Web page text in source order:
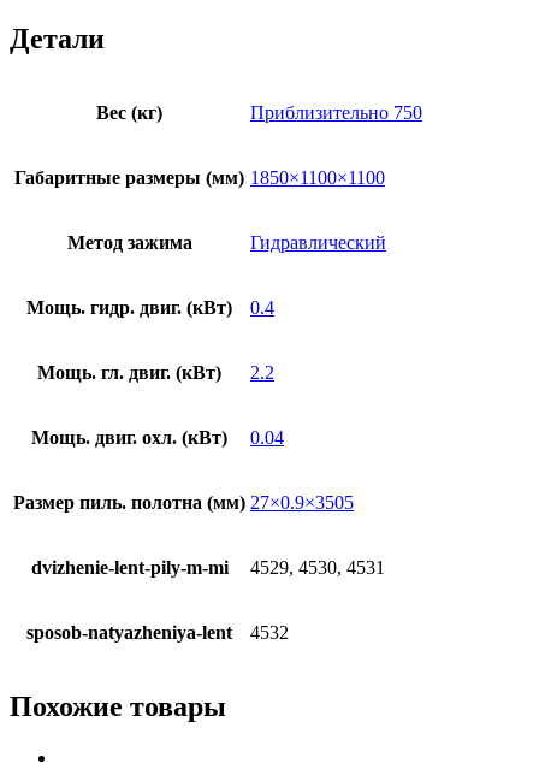
Детали
Вес (кг) Приблизительно 750
Габаритные размеры (мм) 1850×1100×1100
Метод зажима Гидравлический
Мощь. гидр. двиг. (кВт) 0.4
Мощь. гл. двиг. (кВт) 2.2
Мощь. двиг. охл. (кВт) 0.04
Размер пиль. полотна (мм) 27×0.9×3505
dvizhenie-lent-pily-m-mi 4529, 4530, 4531
sposob-natyazheniya-lent 4532
Похожие товары